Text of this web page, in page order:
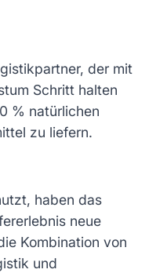
der mit
Schritt halten
% natürlichen
zu liefern.
haben das
neue
Kombination von
und